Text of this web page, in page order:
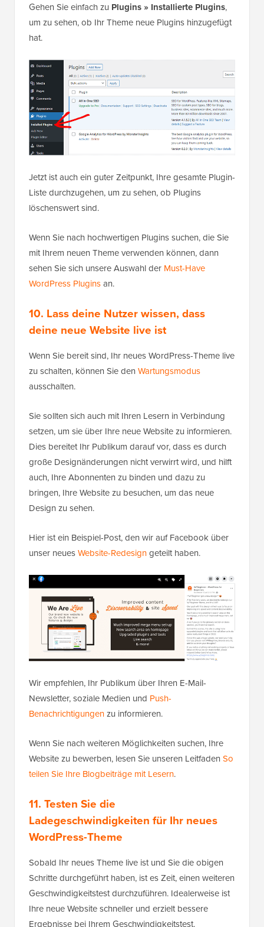
Gehen Sie einfach zu Plugins » Installierte Plugins,
um zu sehen, ob Ihr Theme neue Plugins hinzugefügt
hat.
Jetzt ist auch ein guter Zeitpunkt, Ihre gesamte Plugin-
Liste durchzugehen, um zu sehen, ob Plugins
löschenswert sind.
Wenn Sie nach hochwertigen Plugins suchen, die Sie
mit Ihrem neuen Theme verwenden können, dann
sehen Sie sich unsere Auswahl der Must-Have
WordPress Pluginsan.
10. Lass deine Nutzer wissen, dass
deine neue Website live ist
Wenn Sie bereit sind, Ihr neues WordPress-Theme live
zu schalten, können Sie den Wartungsmodus
ausschalten.
Sie sollten sich auch mit Ihren Lesern in Verbindung
setzen, um sie über Ihre neue Website zu informieren.
Dies bereitet Ihr Publikum darauf vor, dass es durch
große Designänderungen nicht verwirrt wird, und hilft
auch, Ihre Abonnenten zu binden und dazu zu
bringen, Ihre Website zu besuchen, um das neue
Design zu sehen.
Hier ist ein Beispiel-Post, den wir auf Facebook über
unser neuesWebsite-Redesigngeteilt haben.
Wir empfehlen, Ihr Publikum über Ihren E-Mail-
Newsletter, soziale Medien und Push-
Benachrichtigungenzu informieren.
Wenn Sie nach weiteren Möglichkeiten suchen, Ihre
Website zu bewerben, lesen Sie unseren Leitfaden So
teilen Sie Ihre Blogbeiträge mit Lesern.
11. Testen Sie die
Ladegeschwindigkeiten für Ihr neues
WordPress-Theme
Sobald Ihr neues Theme live ist und Sie die obigen
Schritte durchgeführt haben, ist es Zeit, einen weiteren
Geschwindigkeitstest durchzuführen. Idealerweise ist
Ihre neue Website schneller und erzielt bessere
Ergebnisse bei Ihrem Geschwindigkeitstest.